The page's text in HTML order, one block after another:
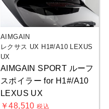
AIMGAIN
レクサス UX H1#/A10 LEXUS
UX
AIMGAIN SPORT ルーフ
スポイラー for H1#/A10
LEXUS UX
￥48,510税込